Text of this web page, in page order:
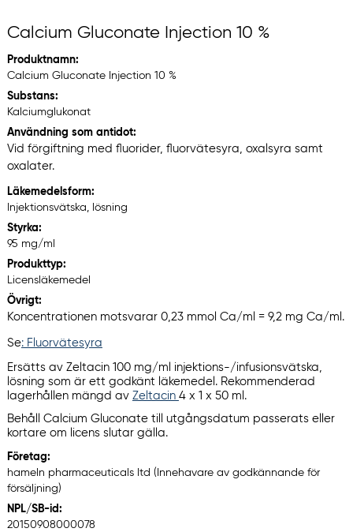
Calcium Gluconate Injection 10 %
Produktnamn:
Calcium Gluconate Injection 10 %
Substans:
Kalciumglukonat
Användning som antidot:
Vid förgiftning med fluorider, fluorvätesyra, oxalsyra samt
oxalater.
Läkemedelsform:
Injektionsvätska, lösning
Styrka:
95 mg/ml
Produkttyp:
Licensläkemedel
Övrigt:
Koncentrationen motsvarar 0,23 mmol Ca/ml = 9,2 mg Ca/ml.
Se: Fluorvätesyra
Ersätts av Zeltacin 100 mg/ml injektions-/infusionsvätska,
lösning som är ett godkänt läkemedel. Rekommenderad
lagerhållen mängd av Zeltacin 4 x 1 x 50 ml.
Behåll Calcium Gluconate till utgångsdatum passerats eller
kortare om licens slutar gälla.
Företag:
hameln pharmaceuticals ltd (Innehavare av godkännande för
försäljning)
NPL/SB-id:
20150908000078